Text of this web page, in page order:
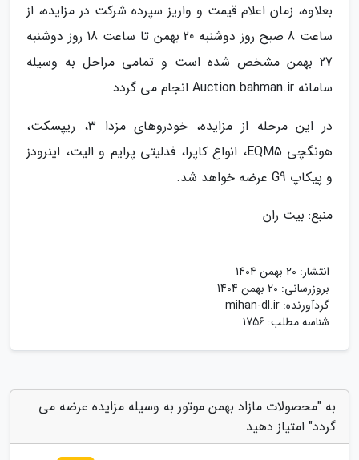
بعلاوه، زمان اعلام قیمت و واریز سپرده شرکت در مزایده، از
ساعت 8 صبح روز دوشنبه 20 بهمن تا ساعت 18 روز دوشنبه
27 بهمن مشخص شده است و تمامی مراحل به وسیله
سامانه Auction.bahman.ir انجام می گردد.
در این مرحله از مزایده، خودروهای مزدا 3، ریپسکت،
هونگچی EQM5، انواع کاپرا، فدلیتی پرایم و الیت، اینرودز
و پیکاپ G9 عرضه خواهد شد.
منبع: بیت ران
انتشار: 20 بهمن 1404
بروزرسانی: 20 بهمن 1404
گردآورنده: mihan-dl.ir
شناسه مطلب: 1756
به "محصولات مازاد بهمن موتور به وسیله مزایده عرضه می
گردد" امتیاز دهید